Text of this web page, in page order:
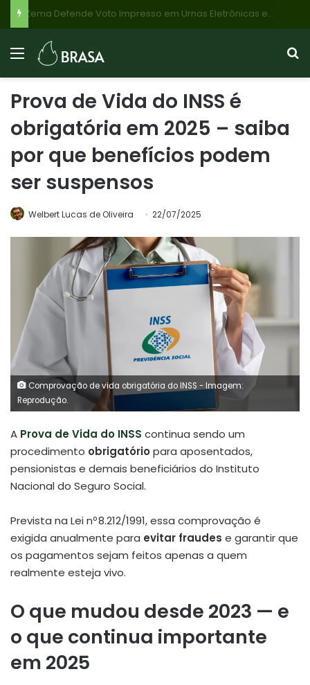
Prova de Vida do INSS é
obrigatória em 2025 – saiba
por que benefícios podem
ser suspensos
Welbert Lucas de Oliveira 22/07/2025
Comprovação de vida obrigatória do INSS - Imagem:
Reprodução.
A Prova de Vida do INSS continua sendo um
procedimento obrigatório para aposentados,
pensionistas e demais beneficiários do Instituto
Nacional do Seguro Social.
Prevista na Lei nº 8.212/1991, essa comprovação é
exigida anualmente para evitar fraudes e garantir que
os pagamentos sejam feitos apenas a quem
realmente esteja vivo.
O que mudou desde 2023 — e
o que continua importante
em 2025